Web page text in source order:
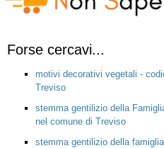
Forse cercavi...
motivi decorativi vegetali -
Treviso
stemma gentilizio della
nel comune di Treviso
stemma gentilizio della